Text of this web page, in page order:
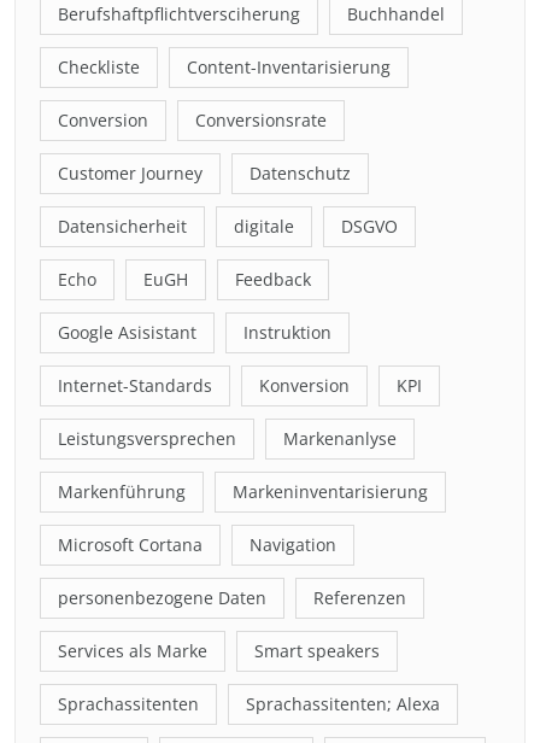
Berufshaftpflichtversciherung Buchhandel
Checkliste Content-Inventarisierung
Conversion Conversionsrate
Customer Journey Datenschutz
Datensicherheit digitale DSGVO
Echo EuGH Feedback
Google Asisistant Instruktion
Internet-Standards Konversion KPI
Leistungsversprechen Markenanlyse
Markenführung Markeninventarisierung
Microsoft Cortana Navigation
personenbezogene Daten Referenzen
Services als Marke Smart speakers
Sprachassitenten Sprachassitenten; Alexa